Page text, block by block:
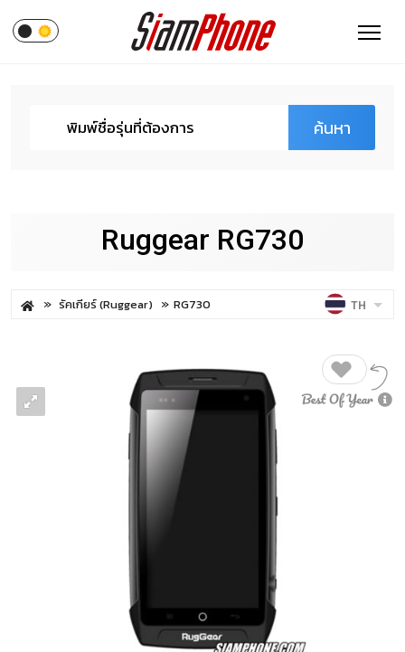
ค้นหา
Ruggear RG730
รัคเกียร์ (Ruggear) RG730 TH